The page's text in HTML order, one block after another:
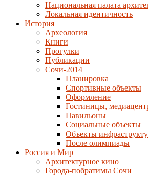
Национальная палата
Локальная идентичность
История
Археология
Книги
Прогулки
Публикации
Сочи-2014
Планировка
Спортивные объекты
Оформление
Гостиницы,
Павильоны
Социальные объекты
Объекты
После олимпиады
Россия и Мир
Архитектурное кино
Города-побратимы Сочи